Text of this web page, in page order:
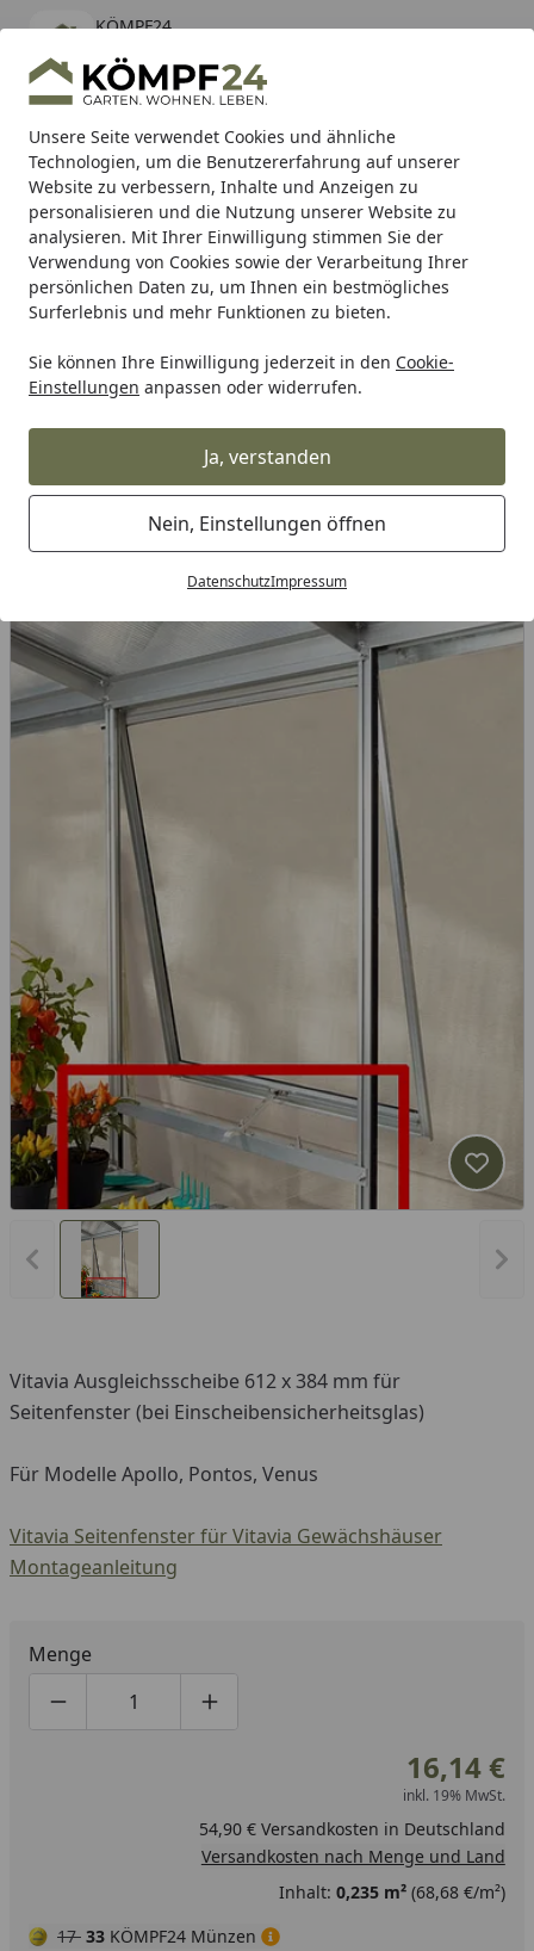
Unsere Seite verwendet Cookies und ähnliche
Technologien, um die Benutzererfahrung auf unserer
Website zu verbessern, Inhalte und Anzeigen zu
personalisieren und die Nutzung unserer Website zu
analysieren. Mit Ihrer Einwilligung stimmen Sie der
Verwendung von Cookies sowie der Verarbeitung Ihrer
persönlichen Daten zu, um Ihnen ein bestmögliches
Surferlebnis und mehr Funktionen zu bieten.
Sie können Ihre Einwilligung jederzeit in den Cookie-
Einstellungen anpassen oder widerrufen.
Ja, verstanden
Nein, Einstellungen öffnen
DatenschutzImpressum
KÖMPF24
kostenlos - Im App Store
Hotline
Alle Produkte
Mein Konto
Suchen
Karibu Pools inkl. gratis Sandfilteranlage & Pool-
Starterset (Gesamtwert bis 468,99€)
Startseite
Alles für den Garten Gewächshaus Zubehör für
Vitavia Ausgleichsscheibe 612 x 384
mm für Seitenfenster (bei
Einscheibensicherheitsglas) -
Vorheriges Bild anzeigen
Vitavia Ausgleichsscheibe 612 x 384 mm für
Seitenfenster (bei Einscheibensicherheitsglas)
Für Modelle Apollo, Pontos, Venus
Vitavia Seitenfenster für Vitavia Gewächshäuser
Montageanleitung
Menge
Produktmenge um eins verringern
Produktmenge manuell eingeben
Produktmenge um eins erhöhen
16,14 €
inkl. 19% MwSt.
54,90 € Versandkosten in Deutschland
Versandkosten nach Menge und Land
Inhalt: 0,235 m²(68,68 €/m²)
17 33 KÖMPF24 Münzen